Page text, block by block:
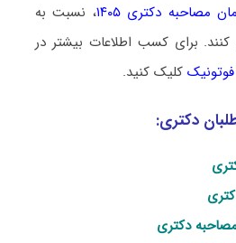
مصاحبه دکتری ۱۴۰۵
، نسبت به
برای کسب اطلاعات بیشتر در
کلیک کنید.
دکتری:
دکتری